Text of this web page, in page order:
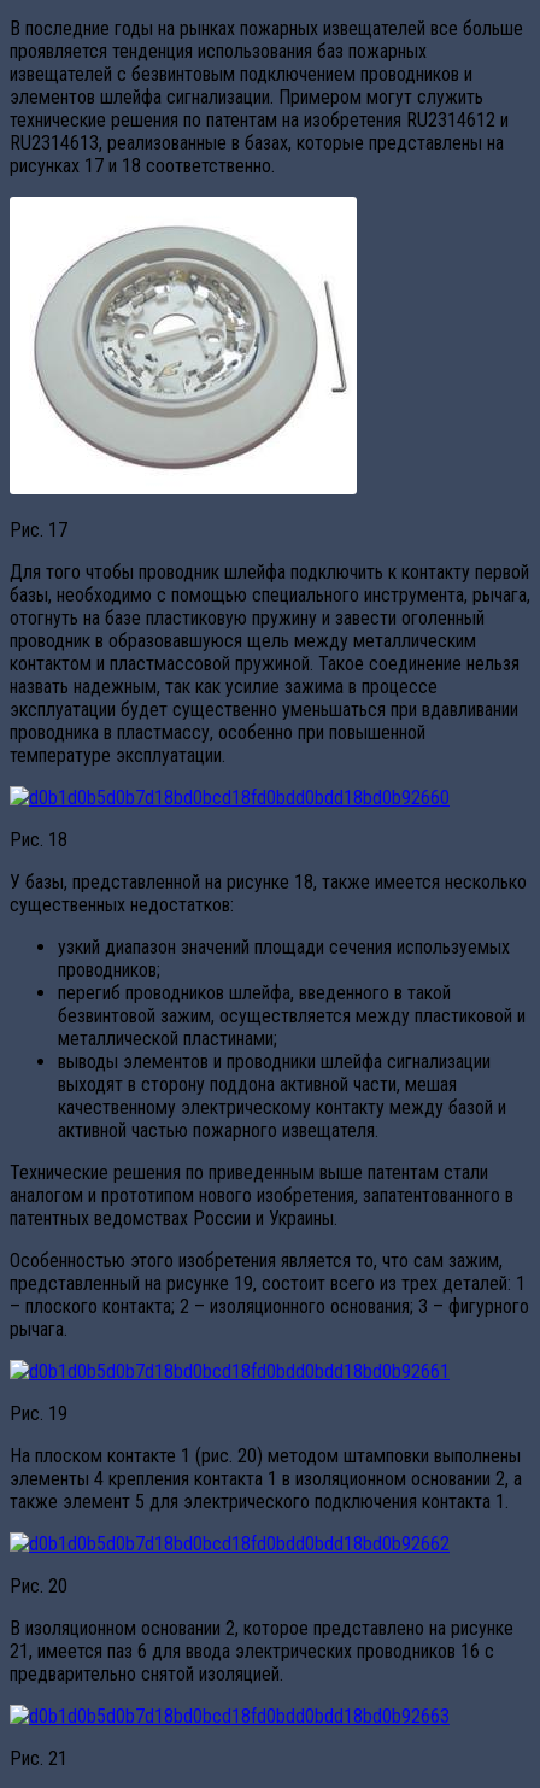
В последние годы на рынках пожарных извещателей все больше
проявляется тенденция использования баз пожарных
извещателей с безвинтовым подключением проводников и
элементов шлейфа сигнализации. Примером могут служить
технические решения по патентам на изобретения RU2314612 и
RU2314613, реализованные в базах, которые представлены на
рисунках 17 и 18 соответственно.
Рис. 17
Для того чтобы проводник шлейфа подключить к контакту первой
базы, необходимо с помощью специального инструмента, рычага,
отогнуть на базе пластиковую пружину и завести оголенный
проводник в образовавшуюся щель между металлическим
контактом и пластмассовой пружиной. Такое соединение нельзя
назвать надежным, так как усилие зажима в процессе
эксплуатации будет существенно уменьшаться при вдавливании
проводника в пластмассу, особенно при повышенной
температуре эксплуатации.
Рис. 18
У базы, представленной на рисунке 18, также имеется несколько
существенных недостатков:
узкий диапазон значений площади сечения используемых
проводников;
перегиб проводников шлейфа, введенного в такой
безвинтовой зажим, осуществляется между пластиковой и
металлической пластинами;
выводы элементов и проводники шлейфа сигнализации
выходят в сторону поддона активной части, мешая
качественному электрическому контакту между базой и
активной частью пожарного извещателя.
Технические решения по приведенным выше патентам стали
аналогом и прототипом нового изобретения, запатентованного в
патентных ведомствах России и Украины.
Особенностью этого изобретения является то, что сам зажим,
представленный на рисунке 19, состоит всего из трех деталей: 1
– плоского контакта; 2 – изоляционного основания; 3 – фигурного
рычага.
Рис. 19
На плоском контакте 1 (рис. 20) методом штамповки выполнены
элементы 4 крепления контакта 1 в изоляционном основании 2, а
также элемент 5 для электрического подключения контакта 1.
Рис. 20
В изоляционном основании 2, которое представлено на рисунке
21, имеется паз 6 для ввода электрических проводников 16 с
предварительно снятой изоляцией.
Рис. 21